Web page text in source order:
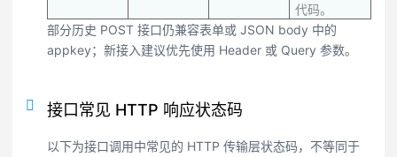
代码。
部分历史 POST 接口仍兼容表单或 JSON body 中的
appkey；新接入建议优先使用 Header 或 Query 参数。
接口常见 HTTP 响应状态码
以下为接口调用中常见的 HTTP 传输层状态码，不等同于